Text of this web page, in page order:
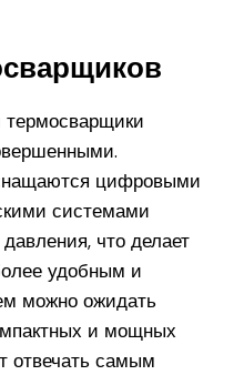
термосварщики
цифровыми
системами
что делает
удобным и
можно ожидать
и мощных
отвечать самым